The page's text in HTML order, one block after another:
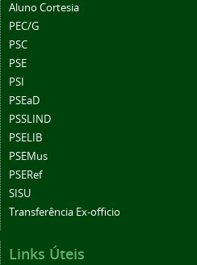
Aluno Cortesia
PEC/G
PSC
PSE
PSI
PSEaD
PSSLIND
PSELIB
PSEMus
PSERef
SISU
Transferência Ex-officio
Links Úteis